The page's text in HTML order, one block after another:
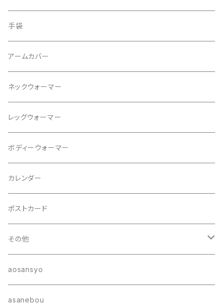
スカート
タンクトップ
プルオーバー
パンツ
ジャケット
イヤリング
ネックレス
ブレスレット
ブローチ
ヘアゴム
手袋
アームカバー
ネックウォーマー
レッグウォーマー
ボディーウォーマー
カレンダー
ポストカード
その他
ポーチ
帽子
aosansyo
asanebou